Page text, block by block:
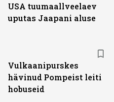
USA tuumaallveelaev
uputas Jaapani aluse
Vulkaanipurskes
hävinud Pompeist leiti
hobuseid